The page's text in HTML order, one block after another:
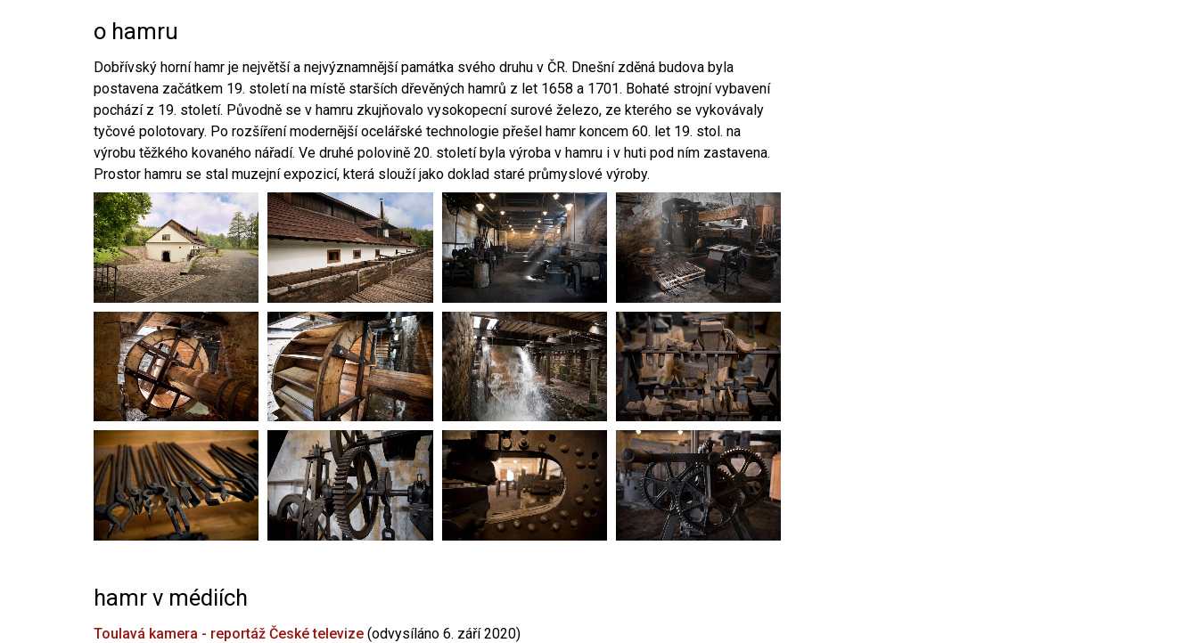
o hamru
Dobřívský horní hamr je největší a nejvýznamnější památka svého druhu v ČR. Dnešní zděná budova byla
postavena začátkem 19. století na místě starších dřevěných hamrů z let 1658 a 1701. Bohaté strojní vybavení
pochází z 19. století. Původně se v hamru zkujňovalo vysokopecní surové železo, ze kterého se vykovávaly
tyčové polotovary. Po rozšíření modernější ocelářské technologie přešel hamr koncem 60. let 19. stol. na
výrobu těžkého kovaného nářadí. Ve druhé polovině 20. století byla výroba v hamru i v huti pod ním zastavena.
Prostor hamru se stal muzejní expozicí, která slouží jako doklad staré průmyslové výroby.
hamr v médiích
Toulavá kamera - reportáž České televize (odvysíláno 6. září 2020)